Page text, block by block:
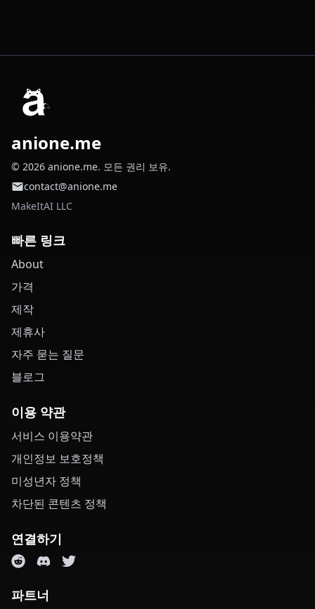
anione.me
© 2026 anione.me. 모든 권리 보유.
contact@anione.me
MakeItAI LLC
빠른 링크
About
가격
제작
제휴사
자주 묻는 질문
블로그
이용 약관
서비스 이용약관
개인정보 보호정책
미성년자 정책
차단된 콘텐츠 정책
연결하기
파트너